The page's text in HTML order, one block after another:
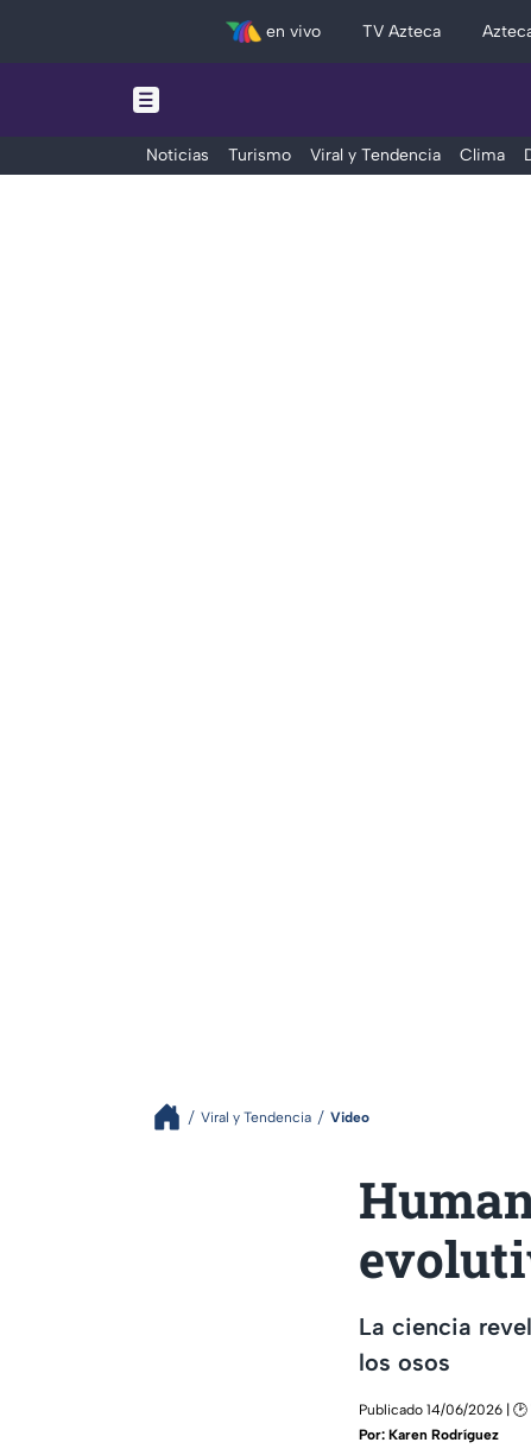
en vivo TV Azteca
Noticias Turismo Viral y Tendencia Clima
Viral y Tendencia Video
La ciencia
los osos
Publicado 14/06/2026 | 🕑
Por: Karen Rodríguez